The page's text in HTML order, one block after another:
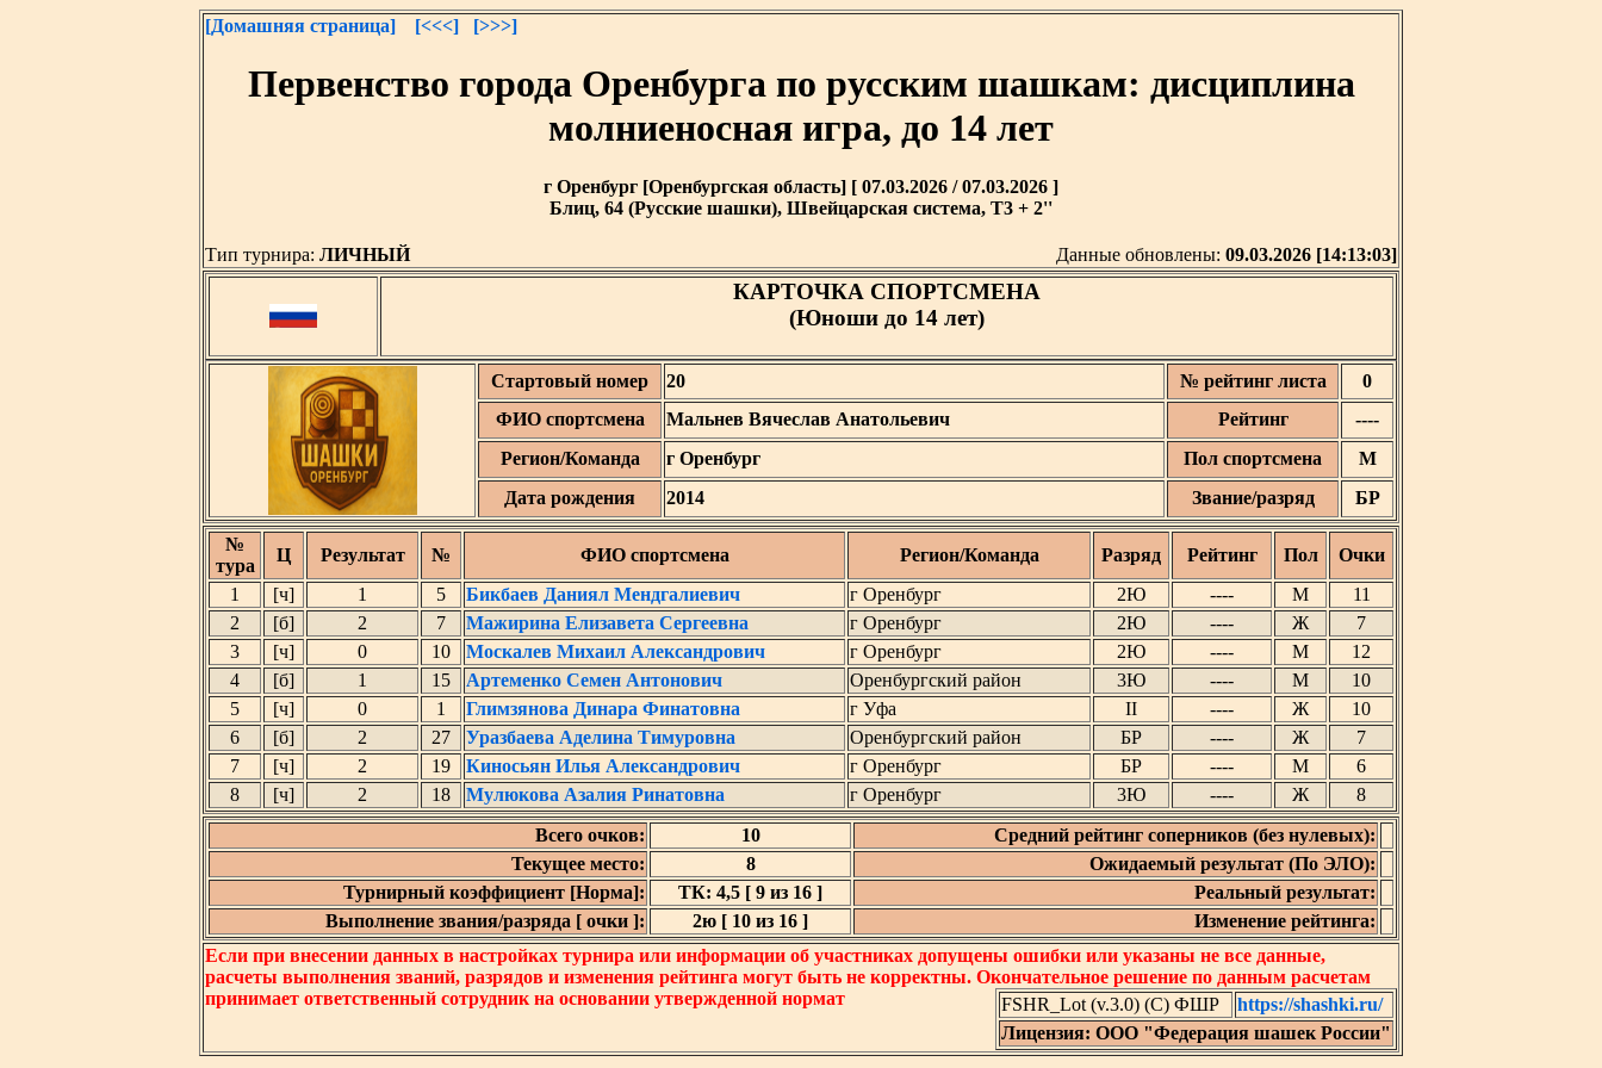
[Домашняя страница] [<<<] [>>>]
Первенство города Оренбурга по русским шашкам: дисциплина
молниеносная игра, до 14 лет
г Оренбург [Оренбургская область] [ 07.03.2026 / 07.03.2026 ]
Блиц, 64 (Русские шашки), Швейцарская система, T3 + 2''
Тип турнира: ЛИЧНЫЙ Данные обновлены: 09.03.2026 [14:13:03]
КАРТОЧКА СПОРТСМЕНА
(Юноши до 14 лет)
Стартовый номер 20 № рейтинг листа
0
ФИО спортсмена
Мальнев Вячеслав Анатольевич Рейтинг
----
Регион/Команда
г Оренбург Пол спортсмена
М
Дата рождения
2014 Звание/разряд БР
№
тура
Ц Результат № ФИО спортсмена Регион/Команда Разряд Рейтинг Пол
Очки
1
[ч] 1 5 Бикбаев Даниял Мендгалиевич г Оренбург 2Ю ---- М
11
2
[б] 2 7 Мажирина Елизавета Сергеевна г Оренбург 2Ю ---- Ж
7
3
[ч] 0 10 Москалев Михаил Александрович г Оренбург 2Ю ---- М
12
4
[б] 1 15 Артеменко Семен Антонович Оренбургский район 3Ю ---- М
10
5
[ч] 0 1 Глимзянова Динара Финатовна г Уфа II ---- Ж
10
6
[б] 2 27 Уразбаева Аделина Тимуровна Оренбургский район БР ---- Ж
7
7
[ч] 2 19 Киносьян Илья Александрович г Оренбург БР ---- М
6
8
[ч] 2 18 Мулюкова Азалия Ринатовна г Оренбург 3Ю ---- Ж
8
Всего очков:
10
Средний рейтинг соперников (без нулевых):
Текущее место:
8
Ожидаемый результат (По ЭЛО):
Турнирный коэффициент [Норма]:
ТК: 4,5 [ 9 из 16 ]
Реальный результат:
Выполнение звания/разряда [ очки ]:
2ю [ 10 из 16 ]
Изменение рейтинга:
Если при внесении данных в настройках турнира или информации об участниках допущены ошибки или указаны не все данные,
расчеты выполнения званий, разрядов и изменения рейтинга могут быть не корректны. Окончательное решение по данным расчетам
принимает ответственный сотрудник на основании утвержденной нормат
FSHR_Lot (v.3.0) (C) ФШР
https://shashki.ru/
Лицензия: ООО "Федерация шашек России"